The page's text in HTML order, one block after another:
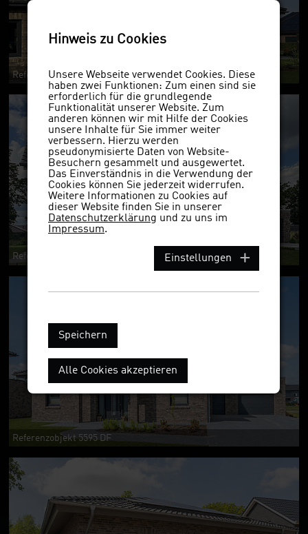
Referenzobjekt 7595 NF
Referenzobjekt 7595 NF
Referenzobjekt 5595 DF
Hinweis zu Cookies
Unsere Webseite verwendet Cookies. Diese
haben zwei Funktionen: Zum einen sind sie
erforderlich für die grundlegende
Funktionalität unserer Website. Zum
anderen können wir mit Hilfe der Cookies
unsere Inhalte für Sie immer weiter
verbessern. Hierzu werden
pseudonymisierte Daten von Website-
Besuchern gesammelt und ausgewertet.
Das Einverständnis in die Verwendung der
Cookies können Sie jederzeit widerrufen.
Weitere Informationen zu Cookies auf
dieser Website finden Sie in unserer
Datenschutzerklärung und zu uns im
Impressum.
Einstellungen
Speichern
Alle Cookies akzeptieren